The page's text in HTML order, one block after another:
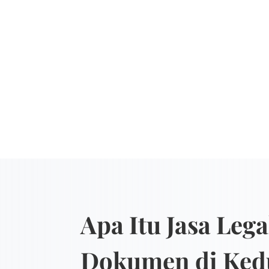
Apa Itu Jasa
Dokumen di